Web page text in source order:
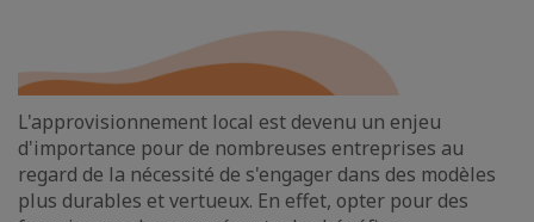
L'approvisionnement local est devenu un enjeu
d'importance pour de nombreuses entreprises au
regard de la nécessité de s'engager dans des modèles
plus durables et vertueux. En effet, opter pour des